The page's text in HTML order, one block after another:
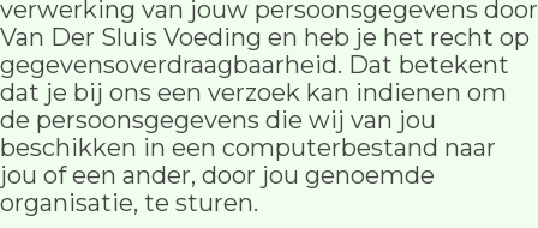
verwerking van jouw persoonsgegevens door
Van Der Sluis Voeding en heb je het recht op
gegevensoverdraagbaarheid. Dat betekent
dat je bij ons een verzoek kan indienen om
de persoonsgegevens die wij van jou
beschikken in een computerbestand naar
jou of een ander, door jou genoemde
organisatie, te sturen.